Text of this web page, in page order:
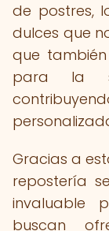
de postres,
dulces que
que
para la
Gracias a
repostería
invaluable
buscan